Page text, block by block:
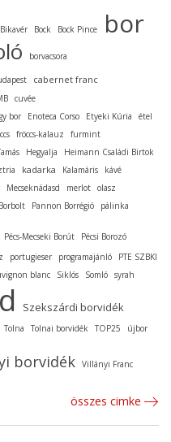
Bikavér Bock Bock Pince bor
borvacsora
cabernet franc
cuvée
bor Enoteca Corso Etyeki Kúria
étel
fröccs-kalauz furmint
Hegyalja
Heimann Családi Birtok
kadarka Kalamáris
kávé
Mecseknádasd merlot olasz
Pannon Borrégió pálinka
Pécs-Mecseki Borút Pécsi Borozó
portugieser programajánló
PTE SZBKI
blanc Siklós Somló syrah
Szekszárdi borvidék
Tolna Tolnai borvidék TOP25 újbor
borvidék Villányi Franc
összes cimke